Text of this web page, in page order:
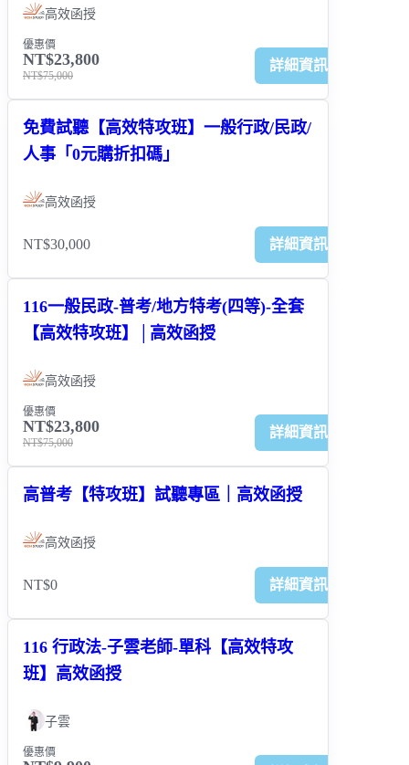
高效函授
優惠價
NT$23,800
NT$75,000
詳細資訊
免費試聽【高效特攻班】一般行政/民政/
人事「0元購折扣碼」
高效函授
NT$30,000 詳細資訊
116一般民政-普考/地方特考(四等)-全套
【高效特攻班】│高效函授
高效函授
優惠價
NT$23,800
NT$75,000
詳細資訊
高普考【特攻班】試聽專區｜高效函授
高效函授
NT$0 詳細資訊
116 行政法-子雲老師-單科【高效特攻
班】高效函授
子雲
優惠價